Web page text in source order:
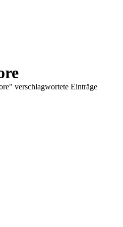
verschlagwortete Einträge